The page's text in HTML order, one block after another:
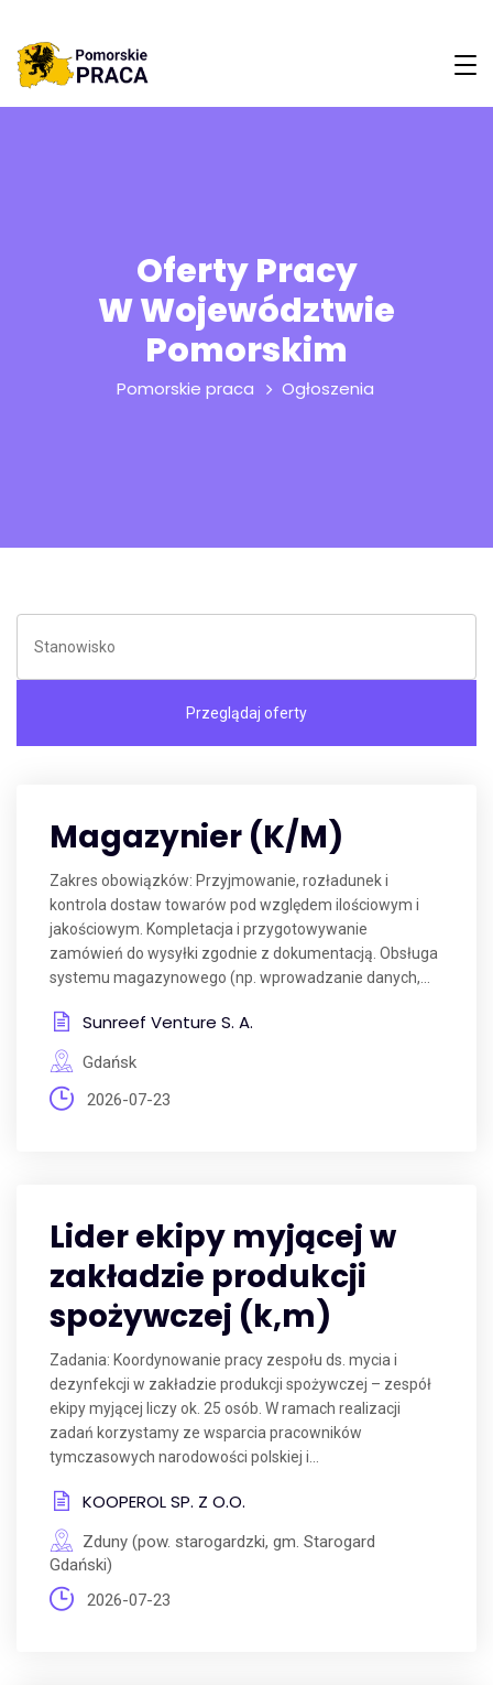
Oferty Pracy
W Województwie
Pomorskim
Pomorskie praca Ogłoszenia
Magazynier (K/M)
Zakres obowiązków: Przyjmowanie, rozładunek i
kontrola dostaw towarów pod względem ilościowym i
jakościowym. Kompletacja i przygotowywanie
zamówień do wysyłki zgodnie z dokumentacją. Obsługa
systemu magazynowego (np. wprowadzanie danych,...
Sunreef Venture S. A.
Gdańsk
2026-07-23
Lider ekipy myjącej w
zakładzie produkcji
spożywczej (k,m)
Zadania: Koordynowanie pracy zespołu ds. mycia i
dezynfekcji w zakładzie produkcji spożywczej – zespół
ekipy myjącej liczy ok. 25 osób. W ramach realizacji
zadań korzystamy ze wsparcia pracowników
tymczasowych narodowości polskiej i...
KOOPEROL SP. Z O.O.
Zduny (pow. starogardzki, gm. Starogard
Gdański)
2026-07-23